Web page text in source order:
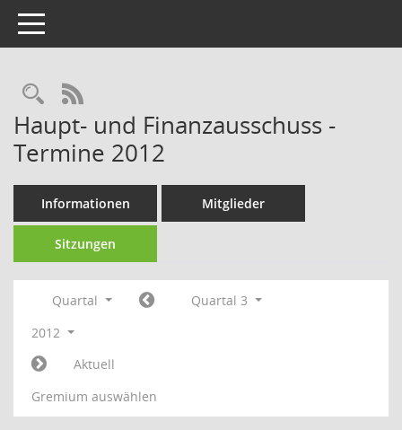
Toggle navigation
Rechercheauswahl
RSS-Feed
Haupt- und Finanzausschuss -
Termine 2012
Informationen Mitglieder
Sitzungen
Quartal
Quartal 3
2012
Aktuell
Gremium auswählen